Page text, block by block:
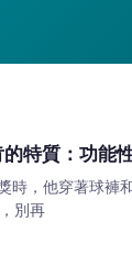
的關係 好隊長鄧肯的特質：
，他穿著球褲
別再